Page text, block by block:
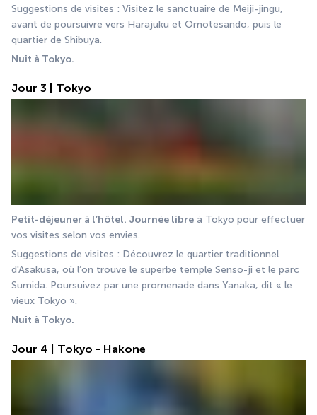
Suggestions de visites : Visitez le sanctuaire de Meiji-jingu,
avant de poursuivre vers Harajuku et Omotesando, puis le
quartier de Shibuya.
Nuit à Tokyo.
Jour 3 | Tokyo
Petit-déjeuner à l’hôtel. Journée libre à Tokyo pour effectuer
vos visites selon vos envies.
Suggestions de visites : Découvrez le quartier traditionnel
d'Asakusa, où l’on trouve le superbe temple Senso-ji et le parc
Sumida. Poursuivez par une promenade dans Yanaka, dit « le
vieux Tokyo ».
Nuit à Tokyo.
Jour 4 | Tokyo - Hakone